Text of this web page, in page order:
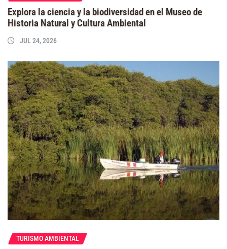
Explora la ciencia y la biodiversidad en el Museo de
Historia Natural y Cultura Ambiental
JUL 24, 2026
TURISMO AMBIENTAL